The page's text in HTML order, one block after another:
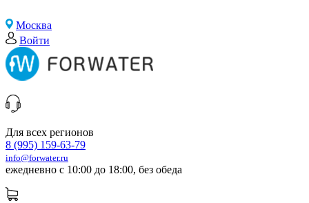
Москва
Войти
Для всех регионов
8 (995) 159-63-79
info@forwater.ru
ежедневно с 10:00 до 18:00, без обеда